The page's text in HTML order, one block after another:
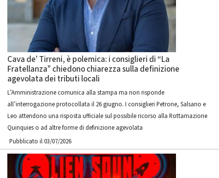
Cava de’ Tirreni, è polemica: i consiglieri di “La
Fratellanza” chiedono chiarezza sulla definizione
agevolata dei tributi locali
L’Amministrazione comunica alla stampa ma non risponde
all’interrogazione protocollata il 26 giugno. I consiglieri Petrone, Salsano e
Leo attendono una risposta ufficiale sul possibile ricorso alla Rottamazione
Quinquies o ad altre forme di definizione agevolata
Pubblicato il 03/07/2026